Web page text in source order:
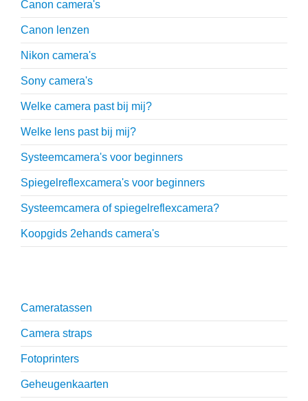
Canon camera's
Canon lenzen
Nikon camera's
Sony camera's
Welke camera past bij mij?
Welke lens past bij mij?
Systeemcamera's voor beginners
Spiegelreflexcamera's voor beginners
Systeemcamera of spiegelreflexcamera?
Koopgids 2ehands camera's
Cameratassen
Camera straps
Fotoprinters
Geheugenkaarten